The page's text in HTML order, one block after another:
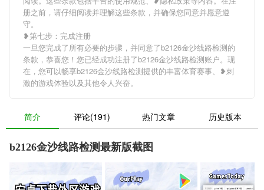
册之前，请仔细阅读并理解这些条款，并确保您同意并愿意遵
守。
❥第七步：完成注册
一旦您完成了所有必要的步骤，并同意了b2126金沙线路检测的
条款，恭喜您！您已经成功注册了b2126金沙线路检测账户。现
在，您可以畅享b2126金沙线路检测提供的丰富体育赛事、❥刺
激的游戏体验以及其他令人兴奋。
简介 评论(191) 热门文章 历史版本
b2126金沙线路检测最新版截图